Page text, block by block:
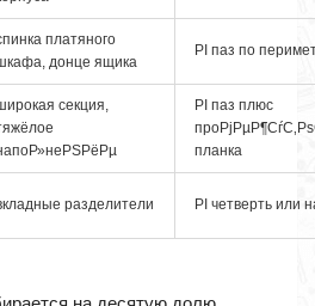
платяного
донце ящика
РІ паз по
секция,
РІ паз плюс
планка
разделители РІ четверть или